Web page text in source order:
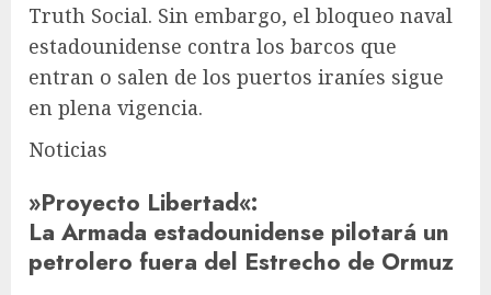
Truth Social. Sin embargo, el bloqueo naval
estadounidense contra los barcos que
entran o salen de los puertos iraníes sigue
en plena vigencia.
Noticias
»Proyecto Libertad«:
La Armada estadounidense pilotará un
petrolero fuera del Estrecho de Ormuz